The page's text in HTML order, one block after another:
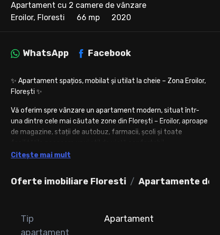
Apartament cu 2 camere de vânzare
Eroilor, Floresti
66 mp 2020
Oferte imobiliare Floresti Apartamente de
WhatsApp Facebook
✨ Apartament spațios, mobilat și utilat la cheie – Zona Eroilor,
Florești ✨
Vă oferim spre vânzare un apartament modern, situat într-
una dintre cele mai căutate zone din Florești – Eroilor, aproape
de magazine, stații de autobuz, farmacii, școli și toate
🏢 Etaj 4 din 4
📐 66 mp utili + balcon de 3 mp
Compartimentare practică și generoasă:
Citește mai mult
Tip
apartament
Apartament